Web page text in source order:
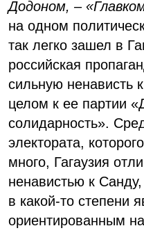
Додоном, –
на одном
так легко зашел в
российская
сильную ненависть
целом к ее партии
солидарность».
электората,
много, Гагаузия
ненавистью к
в какой-то степени
ориентированным